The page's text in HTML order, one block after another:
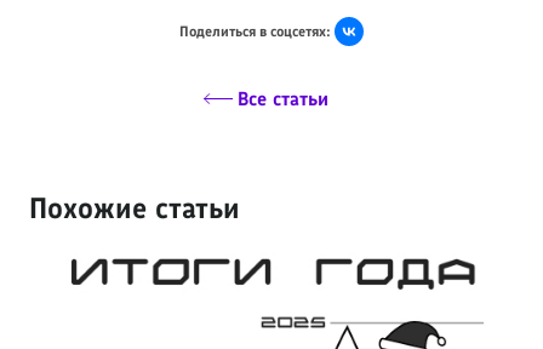
Поделиться в соцсетях:
Все статьи
Похожие статьи